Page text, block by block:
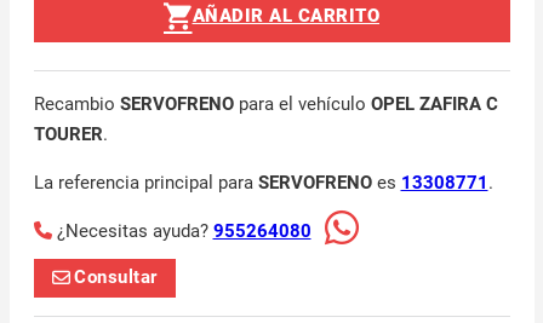
AÑADIR AL CARRITO
Recambio SERVOFRENOpara el vehículo OPEL ZAFIRA C
TOURER.
La referencia principal para SERVOFRENOes 13308771 .
¿Necesitas ayuda? 955264080
Consultar